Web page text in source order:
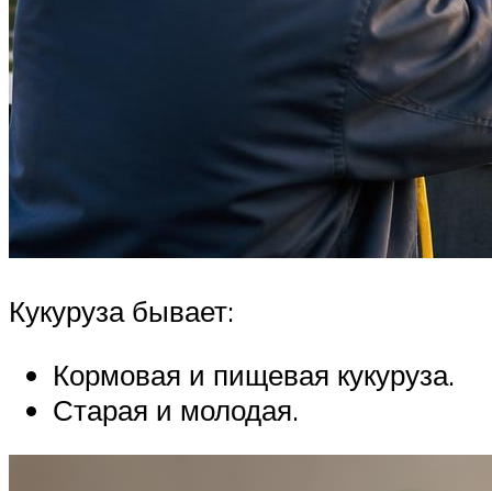
Кукуруза бывает:
Кормовая и пищевая кукуруза.
Старая и молодая.